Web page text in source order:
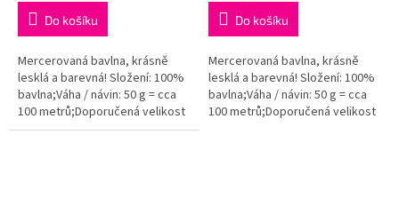
Do košíku
Mercerovaná bavlna, krásně
lesklá a barevná! Složení: 100%
bavlna;Váha / návin: 50 g = cca
100 metrů;Doporučená velikost
jehlic / háčku: 4 mm. Instagram:...
Do košíku
Mercerovaná bavlna, krásně
lesklá a barevná! Složení: 100%
bavlna;Váha / návin: 50 g = cca
100 metrů;Doporučená velikost